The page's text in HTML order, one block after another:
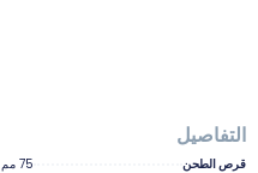
التفاصيل
قرص الطحن
75 مم